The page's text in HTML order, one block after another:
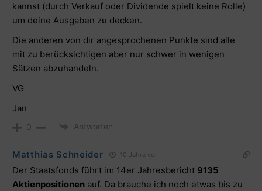
kannst (durch Verkauf oder Dividende spielt keine Rolle)
um deine Ausgaben zu decken.
Die anderen von dir angesprochenen Punkte sind alle
mit zu berücksichtigen aber nur schwer in wenigen
Sätzen abzuhandeln.
VG
Jan
0 Antworten
Matthias Schneider 10 Jahre vor
Der Staatsfonds führt im 14er Jahresbericht 9135
Aktienpositionen auf. Da brauche ich noch etwas bis zu